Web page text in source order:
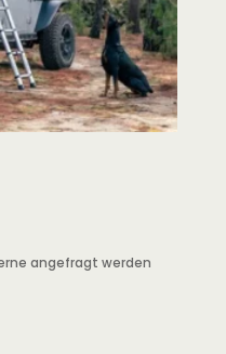
angefragt werden